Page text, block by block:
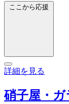
ここから応援
詳細を見る
硝子屋・